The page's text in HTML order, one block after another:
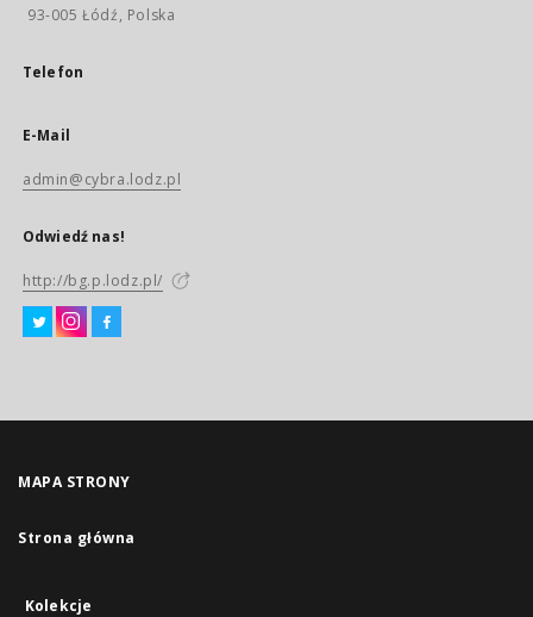
93-005 Łódź, Polska
Telefon
E-Mail
admin@cybra.lodz.pl
Odwiedź nas!
http://bg.p.lodz.pl/
MAPA STRONY
Strona główna
Kolekcje